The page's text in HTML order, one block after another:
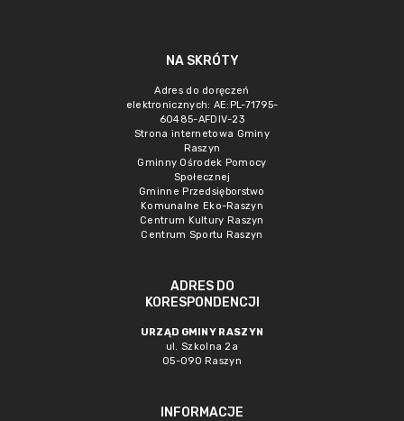
NA SKRÓTY
Adres do doręczeń
elektronicznych: AE:PL-71795-
60485-AFDIV-23
Strona internetowa Gminy
Raszyn
Gminny Ośrodek Pomocy
Społecznej
Gminne Przedsięborstwo
Komunalne Eko-Raszyn
Centrum Kultury Raszyn
Centrum Sportu Raszyn
ADRES DO
KORESPONDENCJI
URZĄD GMINY RASZYN
ul. Szkolna 2a
05-090 Raszyn
INFORMACJE